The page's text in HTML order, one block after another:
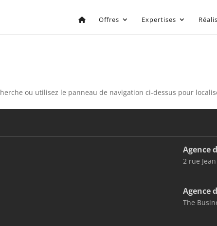
Offres Expertises
ou utilisez le panneau de navigation ci-dessus pour
Agence
2 rue
Agence
The